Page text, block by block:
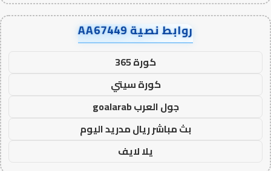
روابط نصية AA67449
كورة 365
كورة سيتي
جول العرب goalarab
بث مباشر ريال مدريد اليوم
يلا لايف